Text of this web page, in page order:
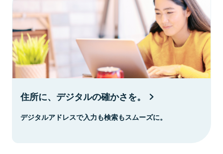
住所に、デジタルの確かさを。
デジタルアドレスで入力も検索もスムーズに。